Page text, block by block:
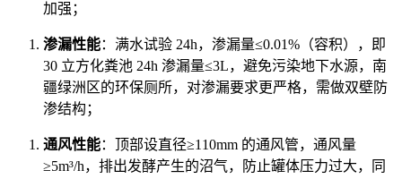
加强；
渗漏性能：满水试验 24h，渗漏量≤0.01%（容积），即
30 立方化粪池 24h 渗漏量≤3L，避免污染地下水源，南
疆绿洲区的环保厕所，对渗漏要求更严格，需做双壁防
渗结构；
通风性能：顶部设直径≥110mm 的通风管，通风量
≥5m³/h，排出发酵产生的沼气，防止罐体压力过大，同